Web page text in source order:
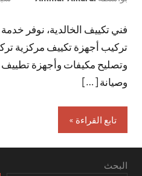
فني تكييف الخالدية، نوفر
تركيب أجهزة تكييف مركزية
وتصليح مكيفات وأجهزة
وصيانة […]
تابع القراءة
البحث